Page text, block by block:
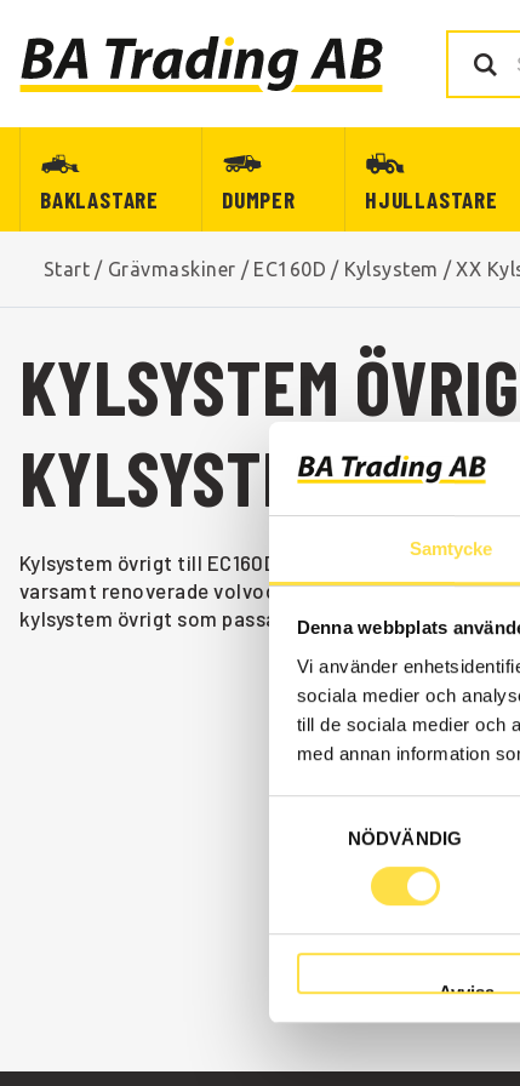
Samtycke
Denna webbplats
Vi använder
sociala medier och
till de sociala medier och
med annan information
NÖDVÄNDIG
Avvisa
BAKLASTARE DUMPER HJULLASTARE
Start / Grävmaskiner / EC160D / Kylsystem / XX
KYLSYSTEM
KYLSYSTEM
Kylsystem övrigt till EC160D grävmaskin finns som
varsamt renoverade volvodelar både som original
kylsystem övrigt som passar till Volvo grävmaskin